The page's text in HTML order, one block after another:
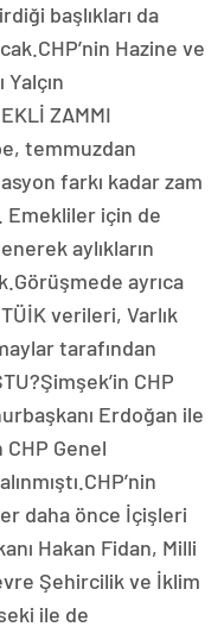
başlıkları da
Hazine ve
ZAMMI
temmuzdan
farkı kadar zam
Emekliler için de
aylıkların
ayrıca
verileri, Varlık
tarafından
CHP
Erdoğan ile
CHP Genel
daha önce İçişleri
Hakan Fidan, Milli
Şehircilik ve İklim
ile de